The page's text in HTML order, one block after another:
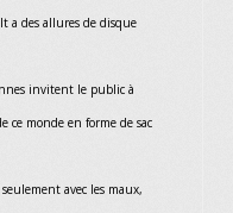
a des allures de disque
invitent le public à
ce monde en forme de sac
avec les maux,